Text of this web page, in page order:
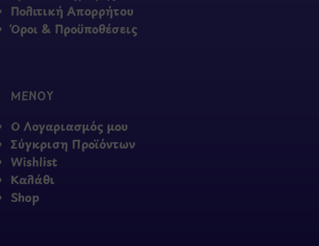
Πολιτική Απορρήτου
Όροι & Προϋποθέσεις
ΜΕΝΟΥ
Ο Λογαριασμός μου
Σύγκριση Προϊόντων
Wishlist
Καλάθι
Shop